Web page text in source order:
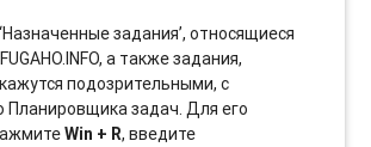
задания’, относящиеся
а также задания,
подозрительными, с
задач. Для его
Win + R, введите